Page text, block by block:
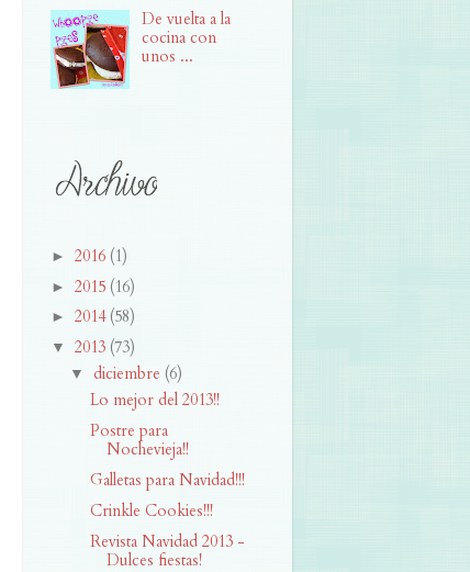
De vuelta a la
cocina con
unos ...
► 2016 (1)
► 2015 (16)
► 2014 (58)
▼ 2013 (73)
▼diciembre (6)
Lo mejor del 2013!!
Postre para
Nochevieja!!
Galletas para Navidad!!!
Crinkle Cookies!!!
Revista Navidad 2013 -
Dulces fiestas!